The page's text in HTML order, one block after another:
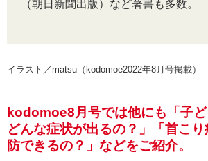
（朝日新聞出版）など著書も多数。
イラスト／matsu（kodomoe2022年8月号掲載）
kodomoe8月号では他にも「子
どんな症状が出るの？」「首こ
防できるの？」などをご紹介。